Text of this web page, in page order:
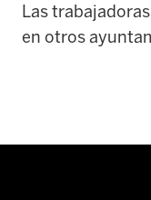
Las
en otros